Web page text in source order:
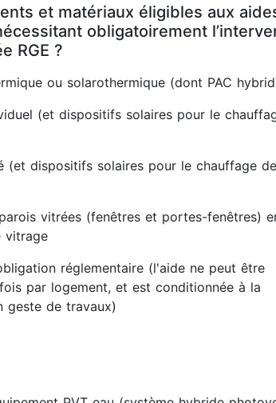
et matériaux éligibles aux
obligatoirement
RGE ?
ou solarothermique (dont PAC
(et dispositifs solaires pour le
(et dispositifs solaires pour le chauffage
vitrées (fenêtres et portes-fenêtres)
vitrage
réglementaire (l'aide ne peut être
par logement, et est conditionnée à la
geste de travaux)